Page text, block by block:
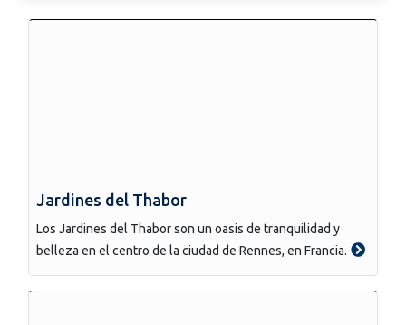
Jardines del Thabor
Los Jardines del Thabor son un oasis de tranquilidad y
belleza en el centro de la ciudad de Rennes, en Francia.